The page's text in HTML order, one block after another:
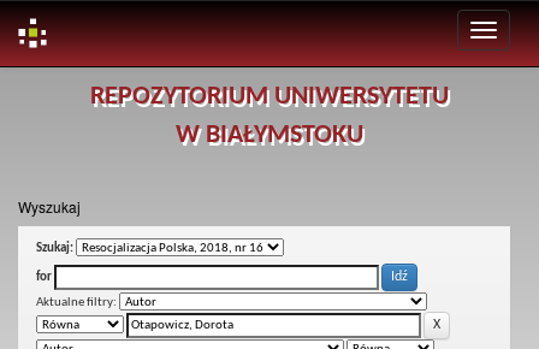
REPOZYTORIUM UNIWERSYTETU
W BIAŁYMSTOKU
Wyszukaj
Szukaj:
for
Aktualne filtry: